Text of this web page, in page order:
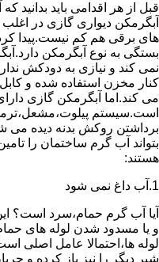
قبل از هر اقدامی باید بدانید
آبگرمکن دیواری گازی در
های برقی هم کم نیست.پیدا
بستگی به نوع آبگرمکن
نمی کند و نیازی به دودکش
کنار مخزن استفاده شده و
می کند.اما آبگرمکن گازی
است.سیستم
برداشتن روکش بدنه دیده می
بتواند آب گرم ساختمان را
هستند:
1.آب داغ نمی شود
آیا آب گرم حمام،سرد است؟
و یا مسدود شدن لوله های
لوله ها،احتمالا عامل اصلی
شیر دیگر را نیز باز کرده و